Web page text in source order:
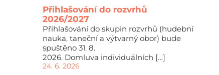
Přihlašování do rozvrhů
2026/2027
Přihlašování do skupin rozvrhů (hudební
nauka, taneční a výtvarný obor) bude
spuštěno 31. 8.
2026. Domluva individuálních […]
24. 6. 2026